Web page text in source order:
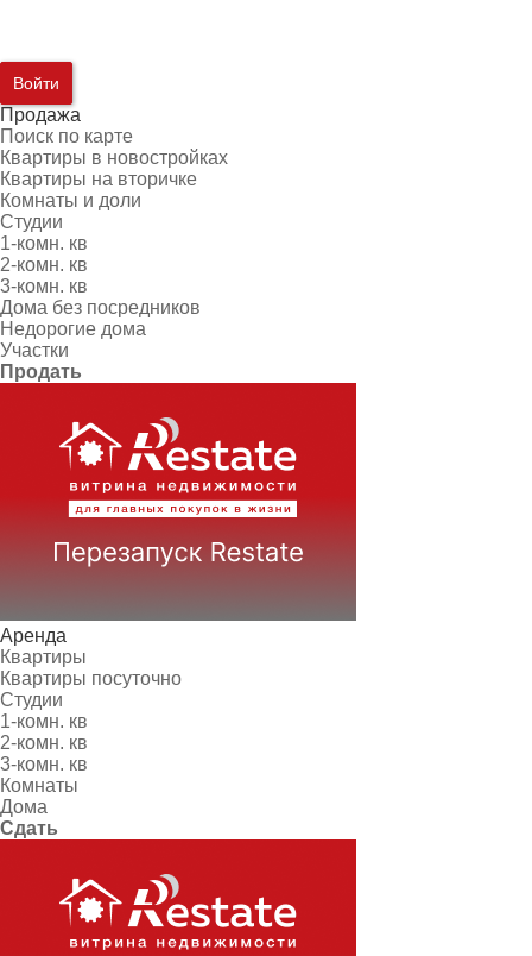
Войти
Продажа
Поиск по карте
Квартиры в новостройках
Квартиры на вторичке
Комнаты и доли
Студии
1-комн. кв
2-комн. кв
3-комн. кв
Дома без посредников
Недорогие дома
Участки
Продать
Аренда
Квартиры
Квартиры посуточно
Студии
1-комн. кв
2-комн. кв
3-комн. кв
Комнаты
Дома
Сдать